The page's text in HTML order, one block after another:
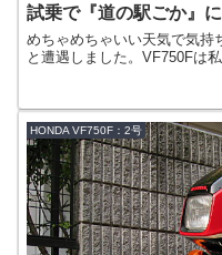
試乗で『道の駅ごか』に
めちゃめちゃいい天気で気持
と遭遇しました。VF750Fは
HONDA VF750F：2号